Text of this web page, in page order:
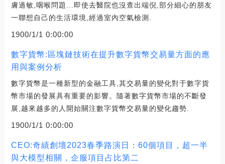
膚過敏,咽喉問題...即使去醫院也沒查出端倪,部分細心的朋友
一聯想自己的生活環境,經過室內空氣檢測.
1900/1/1 0:00:00
數字貨幣:區塊鏈技術在提升數字貨幣交易量方面的應
用與案例分析
數字貨幣是一種新型的金融工具,其交易量的變化對于數字貨
幣市場的發展具有重要的影響。隨著數字貨幣市場的不斷發
展,越來越多的人開始關注數字貨幣交易量的變化趨勢.
1900/1/1 0:00:00
CEO:奇績創壇2023春季路演日：60個項目，超一半
與大模型相關，企服項目占比第二